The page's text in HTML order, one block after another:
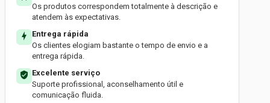
Os produtos correspondem totalmente à descrição e
atendem às expectativas.
Entrega rápida
Os clientes elogiam bastante o tempo de envio e a
entrega rápida.
Excelente serviço
Suporte profissional, aconselhamento útil e
comunicação fluida.